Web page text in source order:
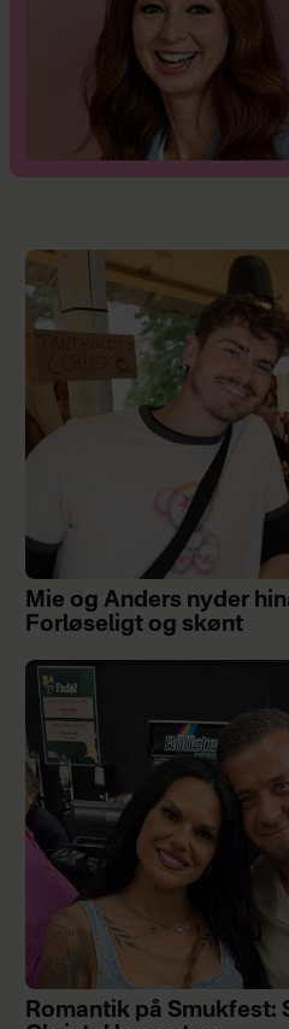
Mie og Anders nyder
Forløseligt og skønt
Romantik på Smukfest: